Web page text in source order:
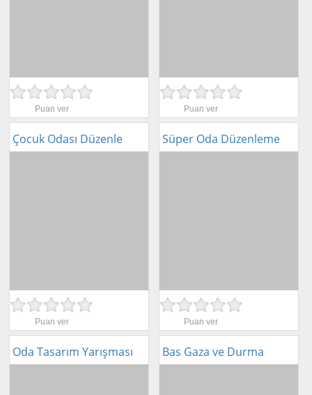
Puan ver Puan ver
Çocuk Odası Düzenle
Puan ver
Süper Oda Düzenleme
Puan ver
Oda Tasarım Yarışması Bas Gaza ve Durma